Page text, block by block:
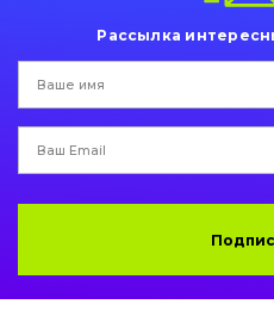
Защита (ковша, адаптера)
Пальци и втулки
Двигатель
написати
Рассылка